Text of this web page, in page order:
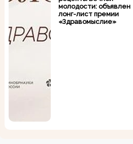
молодости: объявлен
лонг-лист премии
«Здравомыслие»